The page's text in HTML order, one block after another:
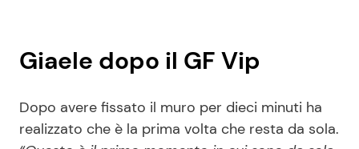
Giaele dopo il GF Vip
Dopo avere fissato il muro per dieci minuti ha
realizzato che è la prima volta che resta da sola.